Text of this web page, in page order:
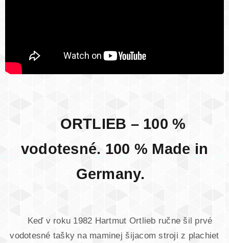
ORTLIEB – 100 %
vodotesné. 100 % Made in
Germany.
Keď v roku 1982 Hartmut Ortlieb ručne šil prvé
vodotesné tašky na maminej šijacom stroji z plachiet